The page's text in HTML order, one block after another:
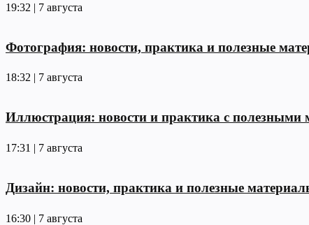
19:32 | 7 августа
Фотография: новости, практика и полезные
18:32 | 7 августа
Иллюстрация: новости и практика с полезными
17:31 | 7 августа
Дизайн: новости, практика и полезные
16:30 | 7 августа